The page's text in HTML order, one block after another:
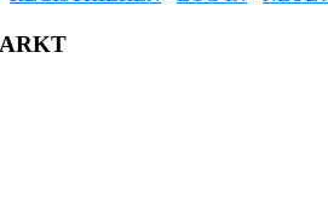
Facebook
Twitter
Reddit
LinkedIn
WhatsApp
Tumblr
Pinterest
Vk
Xing
Email